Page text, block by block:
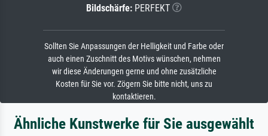
Bildschärfe: PERFEKT
Sollten Sie Anpassungen der Helligkeit und Farbe oder
auch einen Zuschnitt des Motivs wünschen, nehmen
wir diese Änderungen gerne und ohne zusätzliche
Kosten für Sie vor. Zögern Sie bitte nicht, uns zu
kontaktieren.
Ähnliche Kunstwerke für Sie ausgewählt